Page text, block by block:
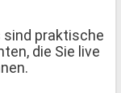
sind praktische
die Sie live